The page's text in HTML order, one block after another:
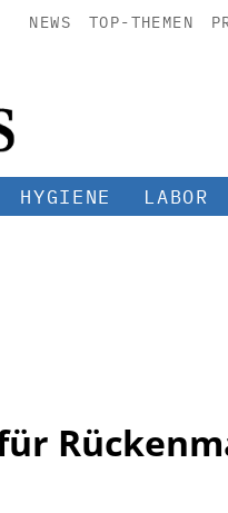
NEWS TOP-THEMEN
HYGIENE LABOR